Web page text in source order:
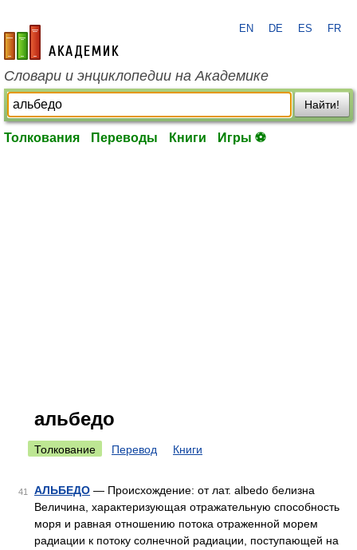
academic.ru
EN DE ES FR
Словари и энциклопедии на Академике
Найти!
Толкования Переводы Книги Игры ⚽
альбедо
Толкование Перевод Книги
41 АЛЬБЕДО — Происхождение: от лат. albedo белизна
Величина, характеризующая отражательную способность
моря и равная отношению потока отраженной морем
радиации к потоку солнечной радиации, поступающей на